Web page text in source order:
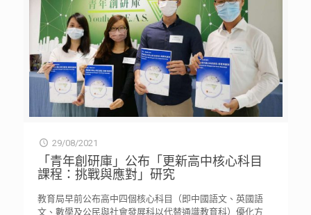
29/08/2021
「青年創研庫」公布「更新高中核心科目
課程：挑戰與應對」研究
教育局早前公布高中四個核心科目（即中國語文、英國語
文、數學及公民與社會發展科以代替通識教育科）優化方